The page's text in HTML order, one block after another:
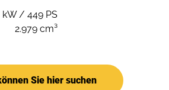
kW / 449 PS
2.979 cm³
Sie hier suchen